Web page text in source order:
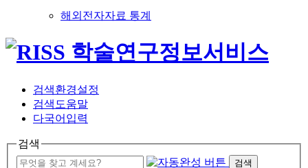
해외전자자료 통계
검색환경설정
검색도움말
다국어입력
검색
검색